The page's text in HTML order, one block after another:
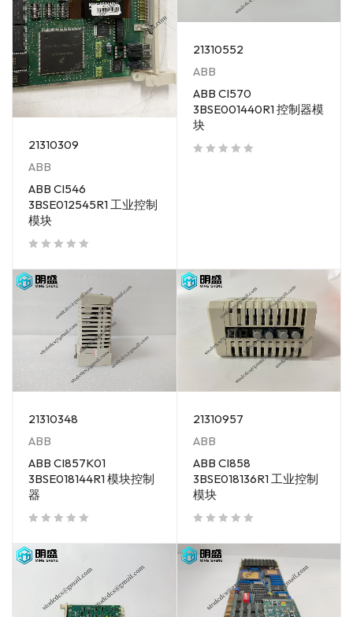
21310309
ABB
ABB CI546
3BSE012545R1 工业控制
模块
21310552
ABB
ABB CI570
3BSE001440R1 控制器模
块
21310348
ABB
ABB CI857K01
3BSE018144R1 模块控制
器
21310957
ABB
ABB CI858
3BSE018136R1 工业控制
模块